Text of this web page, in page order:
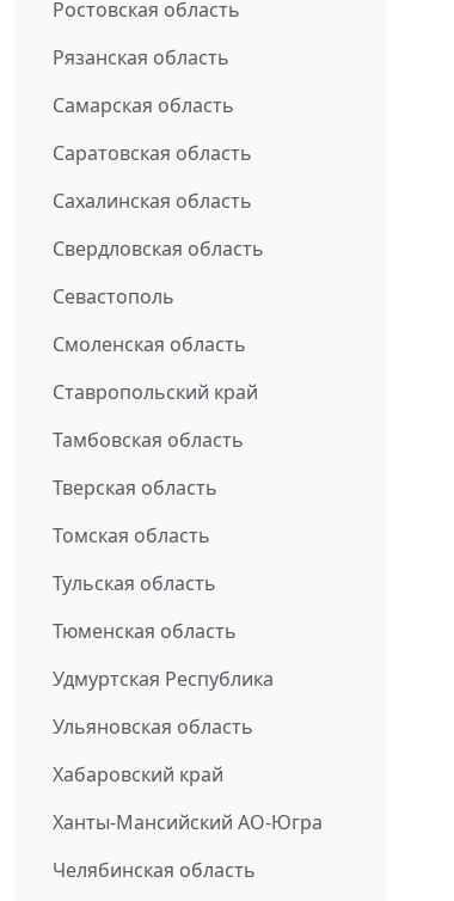
Ростовская область
Рязанская область
Самарская область
Саратовская область
Сахалинская область
Свердловская область
Севастополь
Смоленская область
Ставропольский край
Тамбовская область
Тверская область
Томская область
Тульская область
Тюменская область
Удмуртская Республика
Ульяновская область
Хабаровский край
Ханты-Мансийский АО-Югра
Челябинская область